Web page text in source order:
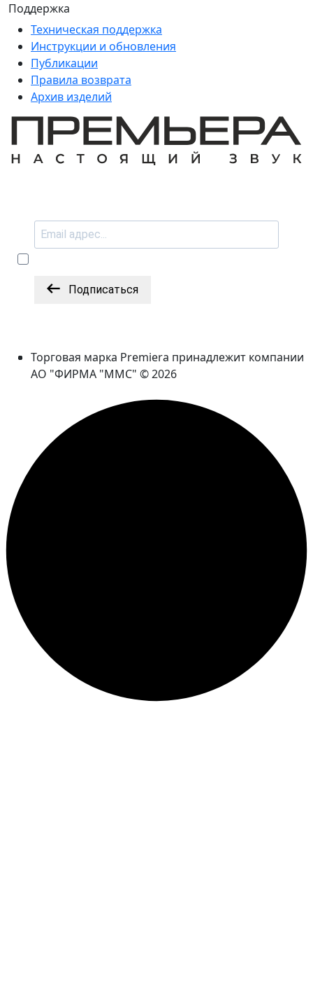
Поддержка
Техническая поддержка
Инструкции и обновления
Публикации
Правила возврата
Архив изделий
Подписаться
Торговая марка Premiera принадлежит компании
АО "ФИРМА "ММС" © 2026